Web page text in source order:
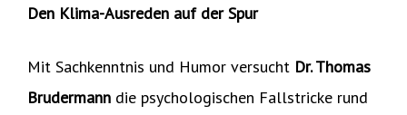
Den Klima-Ausreden auf der Spur
Mit Sachkenntnis und Humor versucht Dr. Thomas
Brudermann die psychologischen Fallstricke rund